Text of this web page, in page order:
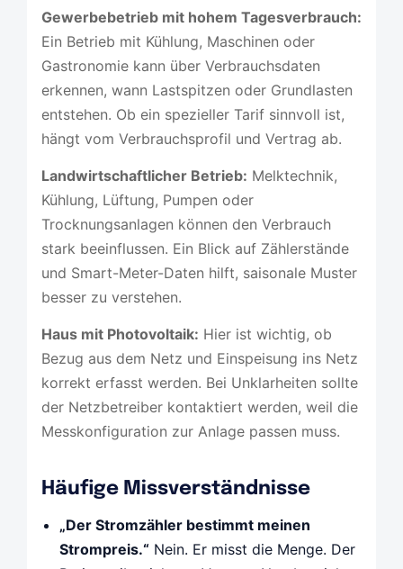
Gewerbebetrieb mit hohem Tagesverbrauch:
Ein Betrieb mit Kühlung, Maschinen oder
Gastronomie kann über Verbrauchsdaten
erkennen, wann Lastspitzen oder Grundlasten
entstehen. Ob ein spezieller Tarif sinnvoll ist,
hängt vom Verbrauchsprofil und Vertrag ab.
Landwirtschaftlicher Betrieb: Melktechnik,
Kühlung, Lüftung, Pumpen oder
Trocknungsanlagen können den Verbrauch
stark beeinflussen. Ein Blick auf Zählerstände
und Smart-Meter-Daten hilft, saisonale Muster
besser zu verstehen.
Haus mit Photovoltaik: Hier ist wichtig, ob
Bezug aus dem Netz und Einspeisung ins Netz
korrekt erfasst werden. Bei Unklarheiten sollte
der Netzbetreiber kontaktiert werden, weil die
Messkonfiguration zur Anlage passen muss.
Häufige Missverständnisse
„Der Stromzähler bestimmt meinen
Strompreis.“ Nein. Er misst die Menge. Der